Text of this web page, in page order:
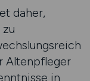
daher,
Altenpfleger
in